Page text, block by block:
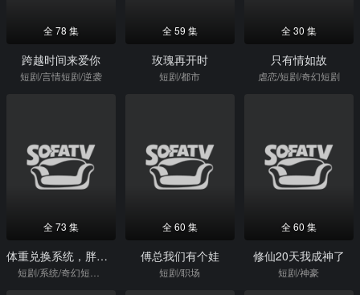
全 78 集
跨越时间来爱你
短剧/言情短剧/逆袭
全 59 集
玫瑰再开时
短剧/都市
全 30 集
只有情如故
虐恋/短剧/奇幻短剧
全 73 集
体重兑换系统，胖子逆袭计划
全 60 集
傅总我们有个娃
短剧/职场
全 60 集
修仙20天我成神了
短剧/神豪